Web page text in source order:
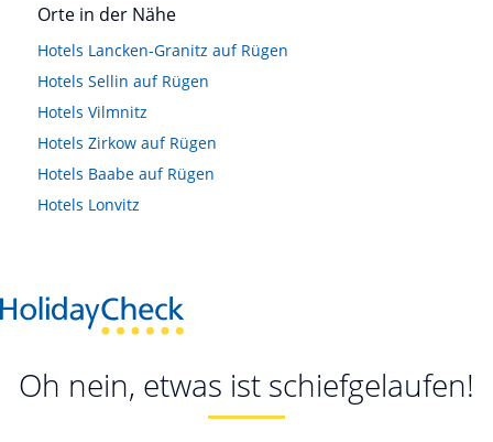
Orte in der Nähe
Hotels Lancken-Granitz auf Rügen
Hotels Sellin auf Rügen
Hotels Vilmnitz
Hotels Zirkow auf Rügen
Hotels Baabe auf Rügen
Hotels Lonvitz
Oh nein, etwas ist schiefgelaufen!